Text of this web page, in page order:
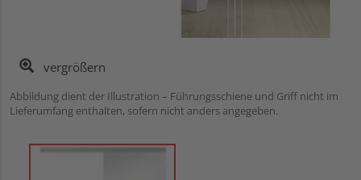
vergrößern
Abbildung dient der Illustration – Führungsschiene und Griff nicht im
Lieferumfang enthalten, sofern nicht anders angegeben.